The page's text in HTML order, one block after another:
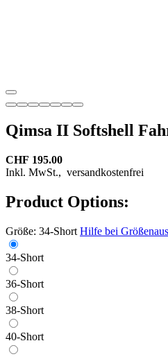
Qimsa II Softshell
CHF 195.00
Inkl. MwSt., versandkostenfrei
Product Options:
Größe: 34-Short Hilfe bei
34-Short
36-Short
38-Short
40-Short